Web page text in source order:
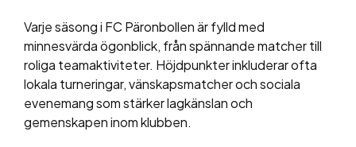
Varje säsong i FC Päronbollen är fylld med
minnesvärda ögonblick, från spännande matcher till
roliga teamaktiviteter. Höjdpunkter inkluderar ofta
lokala turneringar, vänskapsmatcher och sociala
evenemang som stärker lagkänslan och
gemenskapen inom klubben.